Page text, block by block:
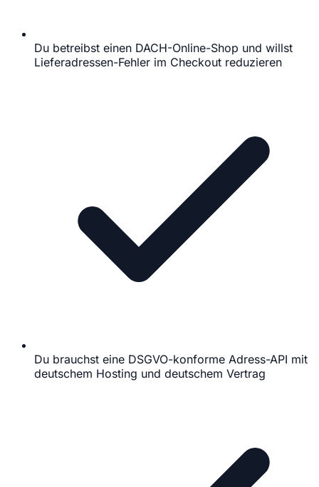
Du betreibst einen DACH-Online-Shop und willst
Lieferadressen-Fehler im Checkout reduzieren
Du brauchst eine DSGVO-konforme Adress-API mit
deutschem Hosting und deutschem Vertrag